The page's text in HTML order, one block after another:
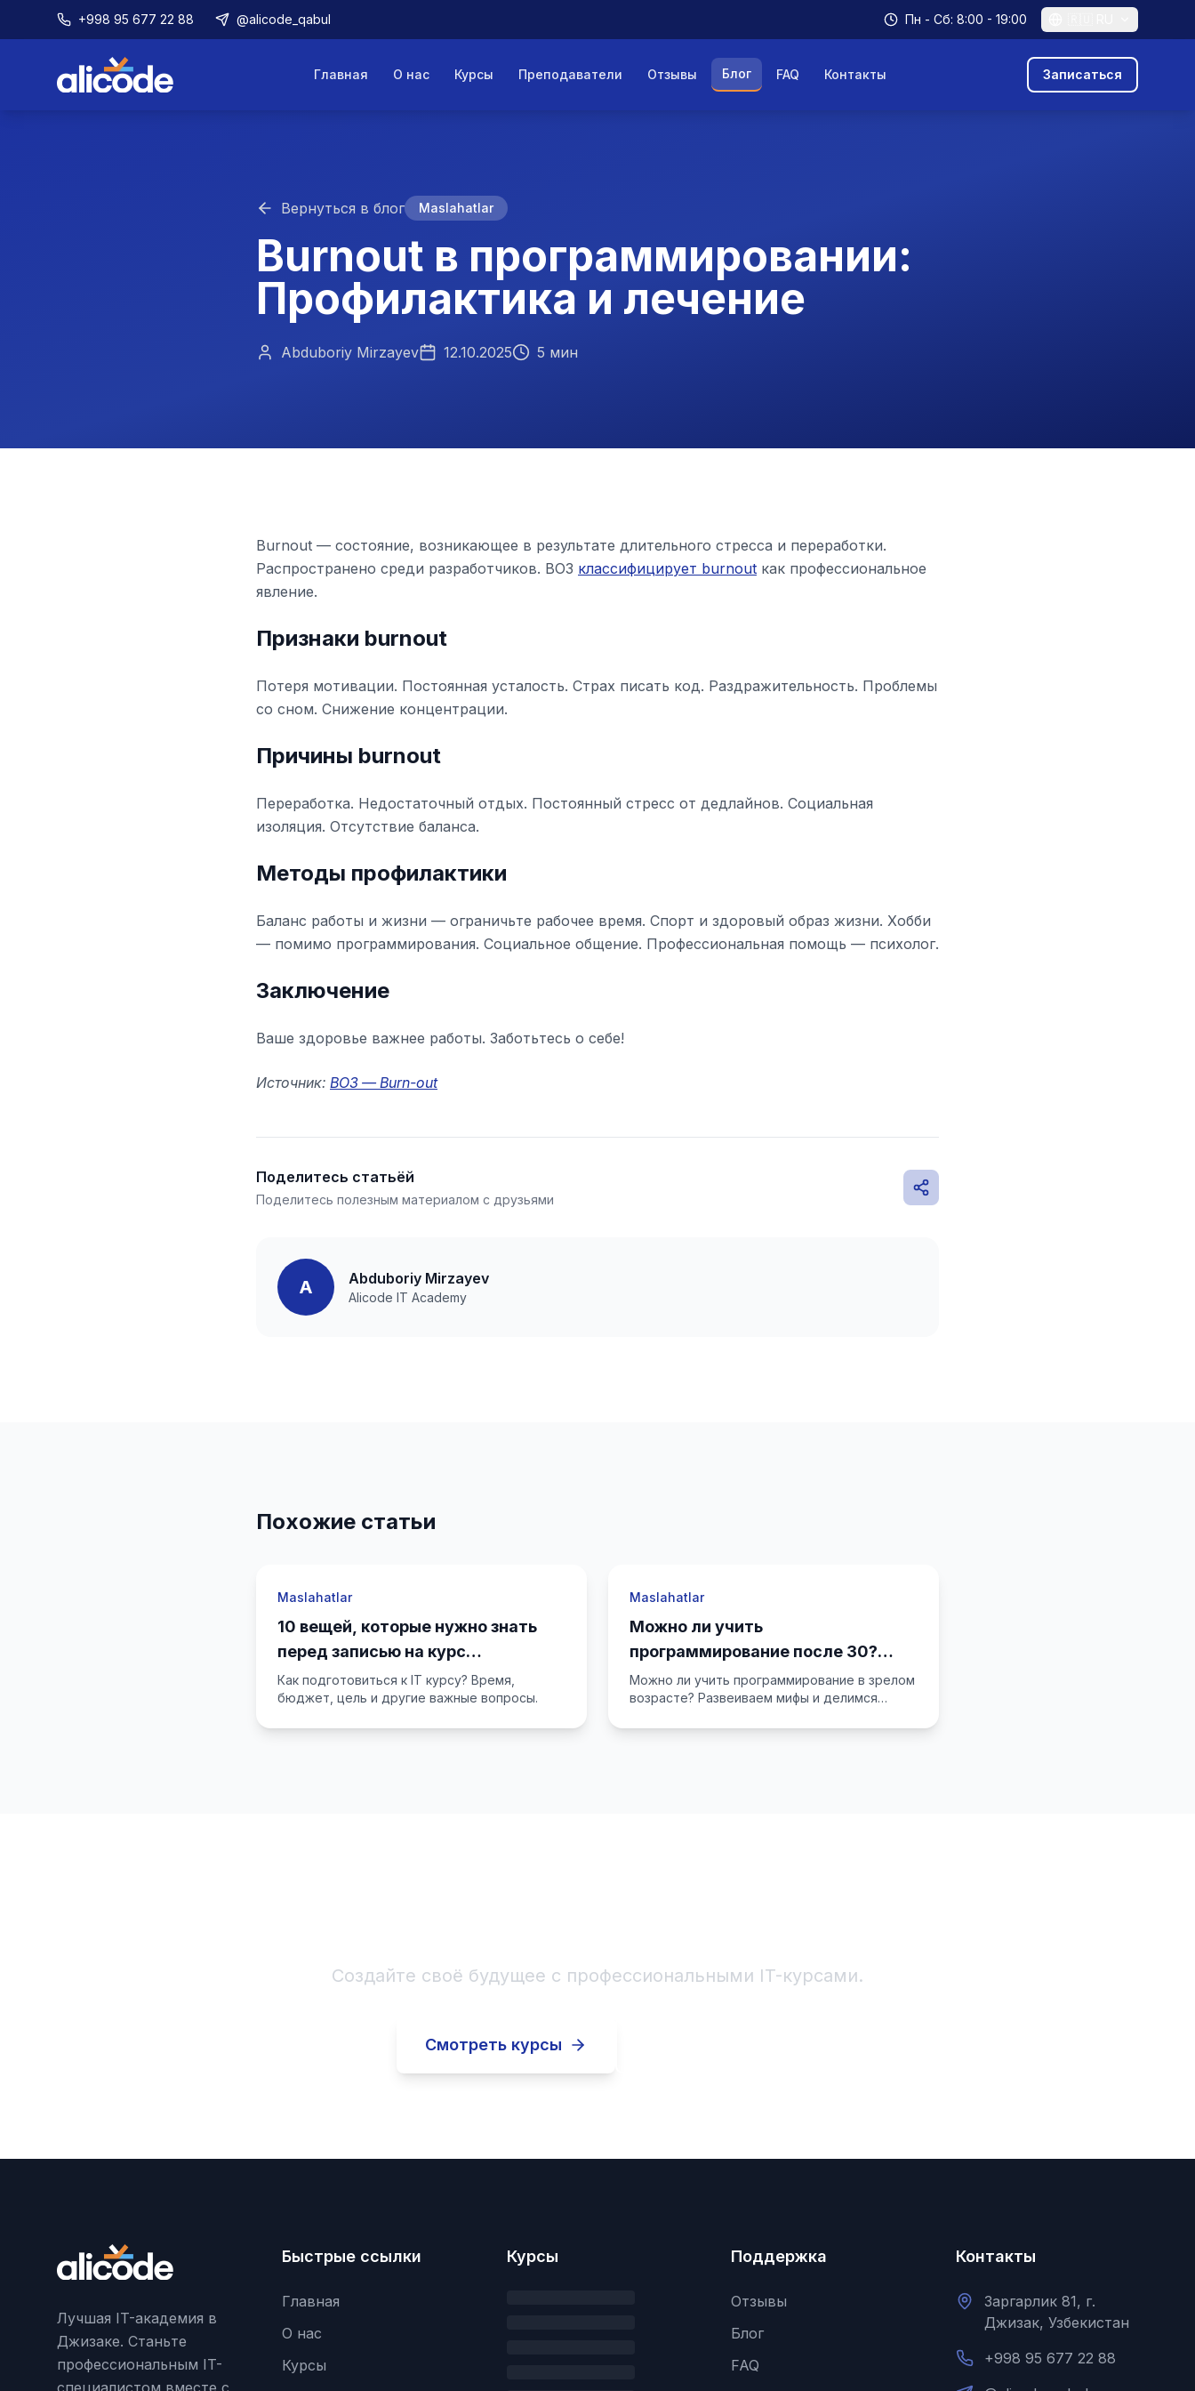
+998 95 677 22 88 @alicode_qabul Пн - Сб: 8:00 - 19:00
Главная О нас Курсы Преподаватели Отзывы Блог FAQ Контакты Записаться
Вернуться в блог Maslahatlar
Burnout в программировании:
Профилактика и лечение
Abduboriy Mirzayev 12.10.2025 5 мин
Burnout — состояние, возникающее в результате длительного стресса и переработки.
Распространено среди разработчиков. ВОЗ классифицирует burnout как профессиональное
явление.
Признаки burnout
Потеря мотивации. Постоянная усталость. Страх писать код. Раздражительность. Проблемы
со сном. Снижение концентрации.
Причины burnout
Переработка. Недостаточный отдых. Постоянный стресс от дедлайнов. Социальная
изоляция. Отсутствие баланса.
Методы профилактики
Баланс работы и жизни — ограничьте рабочее время. Спорт и здоровый образ жизни. Хобби
— помимо программирования. Социальное общение. Профессиональная помощь — психолог.
Заключение
Ваше здоровье важнее работы. Заботьтесь о себе!
Источник: ВОЗ — Burn-out
Поделитесь статьёй
Поделитесь полезным материалом с друзьями
A Abduboriy Mirzayev
Alicode IT Academy
Похожие статьи
Maslahatlar
10 вещей, которые нужно знать
перед записью на курс
программирования
Как подготовиться к IT курсу? Время,
бюджет, цель и другие важные вопросы.
Maslahatlar
Можно ли учить
программирование после 30?
Истории успеха
Можно ли учить программирование в зрелом
возрасте? Развеиваем мифы и делимся
Создайте своё будущее с профессиональными IT-курсами.
Смотреть курсы
Лучшая IT-академия в
Джизаке. Станьте
профессиональным IT-
специалистом вместе с
Быстрые ссылки
Главная
О нас
Курсы
Курсы Поддержка
Отзывы
Блог
FAQ
Контакты
Заргарлик 81, г.
Джизак, Узбекистан
+998 95 677 22 88